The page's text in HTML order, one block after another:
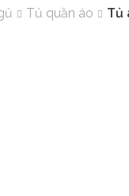
Tủ quần áo Tủ